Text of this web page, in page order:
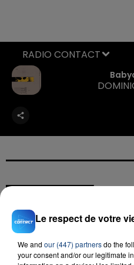
Le respect de votre
We and our (447) partnersdo the
your consent and/or our legitimate